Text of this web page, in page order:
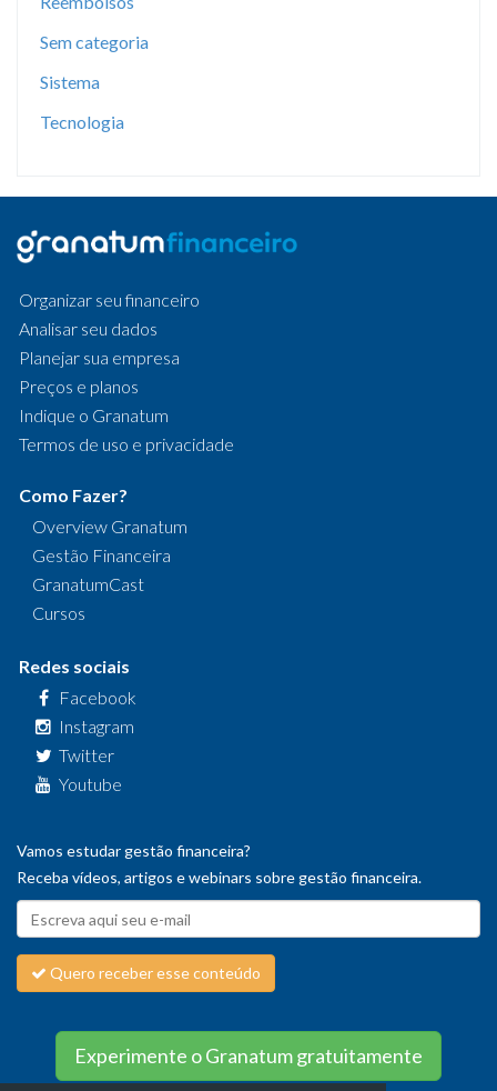
Sem categoria
Sistema
Tecnologia
Organizar seu financeiro
Analisar seu dados
Planejar sua empresa
Preços e planos
Indique o Granatum
Termos de uso e privacidade
Como Fazer?
Overview Granatum
Gestão Financeira
GranatumCast
Cursos
Redes sociais
Facebook
Instagram
Twitter
Youtube
Vamos estudar gestão financeira?
Receba vídeos, artigos e webinars sobre gestão financeira.
Quero receber esse conteúdo
Experimente o Granatum gratuitamente